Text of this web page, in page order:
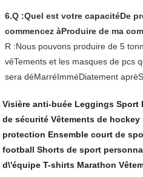
6.Q :Quel est votre capacitéDe
commencez àProduire de ma
R :Nous pouvons produire de 5
vêTements et les masques de pcs
sera déMarréImméDiatement
Visière anti-buée Leggings Sport
de sécurité Vêtements de hockey
protection Ensemble court de
football Shorts de sport
d\'équipe T-shirts Marathon